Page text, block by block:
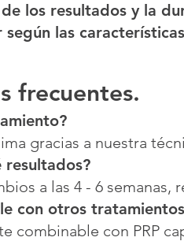
los resultados y la
según las
frecuentes.
gracias a nuestra
resultados?
a las 4 - 6 semanas,
con otros
combinable con PRP